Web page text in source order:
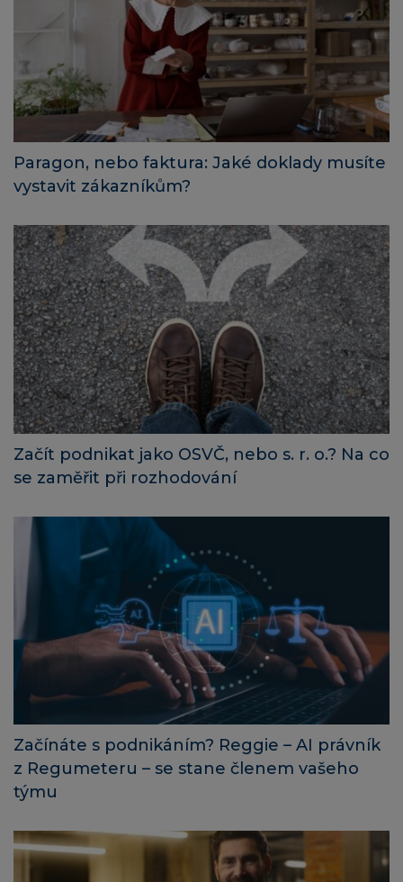
Paragon, nebo faktura: Jaké doklady musíte
vystavit zákazníkům?
Začít podnikat jako OSVČ, nebo s. r. o.? Na co
se zaměřit při rozhodování
Začínáte s podnikáním? Reggie – AI právník
z Regumeteru – se stane členem vašeho
týmu